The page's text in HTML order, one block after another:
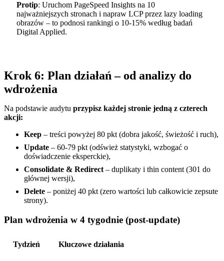
Protip: Uruchom PageSpeed Insights na 10
najważniejszych stronach i napraw LCP przez lazy loading
obrazów – to podnosi rankingi o 10-15% według badań
Digital Applied.
Krok 6: Plan działań – od analizy do
wdrożenia
Na podstawie audytu przypisz każdej stronie jedną z czterech
akcji:
Keep – treści powyżej 80 pkt (dobra jakość, świeżość i ruch),
Update – 60-79 pkt (odśwież statystyki, wzbogać o
doświadczenie eksperckie),
Consolidate & Redirect – duplikaty i thin content (301 do
głównej wersji),
Delete – poniżej 40 pkt (zero wartości lub całkowicie zepsute
strony).
Plan wdrożenia w 4 tygodnie (post-update)
Tydzień Kluczowe działania